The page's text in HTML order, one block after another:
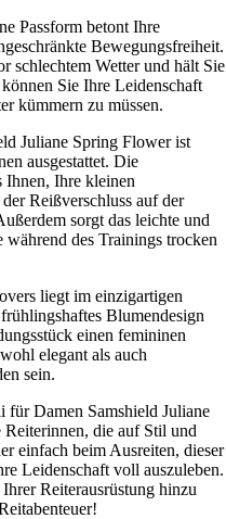
Passform betont Ihre
Bewegungsfreiheit.
schlechtem Wetter und hält Sie
Sie Ihre Leidenschaft
kümmern zu müssen.
Juliane Spring Flower ist
ausgestattet. Die
Ihnen, Ihre kleinen
Reißverschluss auf der
sorgt das leichte und
während des Trainings trocken
liegt im einzigartigen
Blumendesign
einen femininen
elegant als auch
sein.
für Damen Samshield Juliane
die auf Stil und
einfach beim Ausreiten, dieser
Leidenschaft voll auszuleben.
Reiterausrüstung hinzu